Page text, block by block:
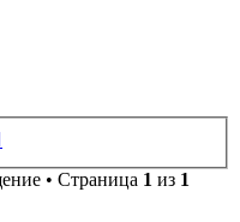
• Страница 1 из 1